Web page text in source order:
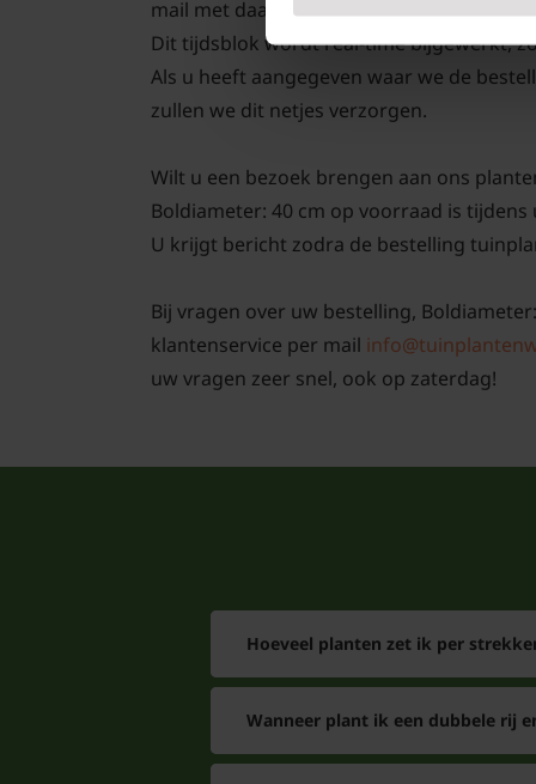
mail met daarin een track and trace
Dit tijdsblok wordt real-time bijgewerkt,
Als u heeft aangegeven waar we de
zullen we dit netjes verzorgen.
Wilt u een bezoek brengen aan ons
Boldiameter: 40 cm op voorraad is
U krijgt bericht zodra de bestelling
Bij vragen over uw bestelling,
klantenservice per mail
uw vragen zeer snel, ook op zaterdag!
Hoeveel planten zet ik per
Wanneer plant ik een dubbele rij